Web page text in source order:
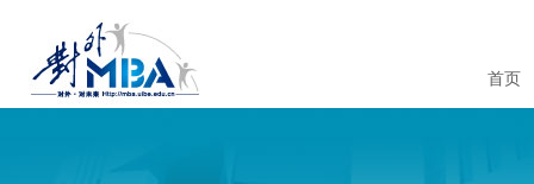
首页